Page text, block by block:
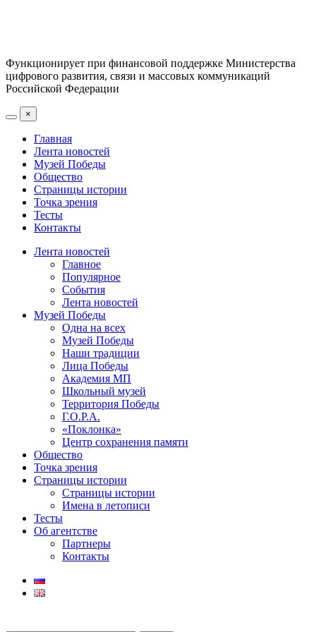
Функционирует при финансовой поддержке Министерства
цифрового развития, связи и массовых коммуникаций
Российской Федерации
×
Главная
Лента новостей
Музей Победы
Общество
Страницы истории
Точка зрения
Тесты
Контакты
Лента новостей
Главное
Популярное
События
Лента новостей
Музей Победы
Одна на всех
Музей Победы
Наши традиции
Лица Победы
Академия МП
Школьный музей
Территория Победы
Г.О.Р.А.
«Поклонка»
Центр сохранения памяти
Общество
Точка зрения
Страницы истории
Страницы истории
Имена в летописи
Тесты
Об агентстве
Партнеры
Контакты